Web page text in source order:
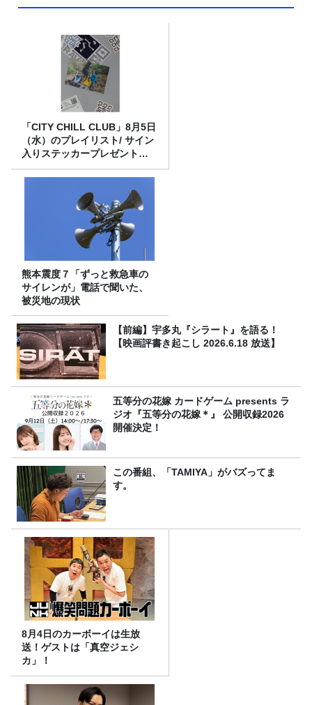
「CITY CHILL CLUB」8月5日
（水）のプレイリスト/ サイン
入りステッカープレゼント有
り
熊本震度７「ずっと救急車の
サイレンが」電話で聞いた、
被災地の現状
【前編】宇多丸『シラート』を語る！
【映画評書き起こし 2026.6.18 放送】
五等分の花嫁 カードゲーム presents ラ
ジオ『五等分の花嫁＊』 公開収録2026
開催決定！
この番組、「TAMIYA」がバズってま
す。
8月4日のカーボーイは生放
送！ゲストは「真空ジェシ
カ」！